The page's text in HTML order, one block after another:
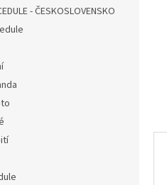
- ČESKOSLOVENSKO